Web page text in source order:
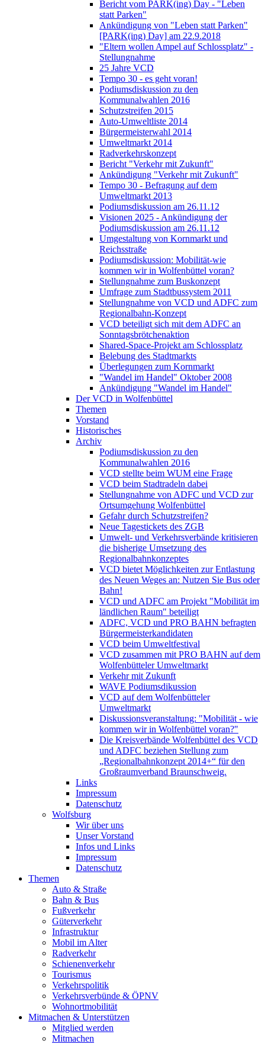
Bericht vom PARK(ing) Day - "Leben
statt Parken"
Ankündigung von "Leben statt Parken"
[PARK(ing) Day] am 22.9.2018
"Eltern wollen Ampel auf Schlossplatz" -
Stellungnahme
25 Jahre VCD
Tempo 30 - es geht voran!
Podiumsdiskussion zu den
Kommunalwahlen 2016
Schutzstreifen 2015
Auto-Umweltliste 2014
Bürgermeisterwahl 2014
Umweltmarkt 2014
Radverkehrskonzept
Bericht "Verkehr mit Zukunft"
Ankündigung "Verkehr mit Zukunft"
Tempo 30 - Befragung auf dem
Umweltmarkt 2013
Podiumsdiskussion am 26.11.12
Visionen 2025 - Ankündigung der
Podiumsdiskussion am 26.11.12
Umgestaltung von Kornmarkt und
Reichsstraße
Podiumsdiskussion: Mobilität-wie
kommen wir in Wolfenbüttel voran?
Stellungnahme zum Buskonzept
Umfrage zum Stadtbussystem 2011
Stellungnahme von VCD und ADFC zum
Regionalbahn-Konzept
VCD beteiligt sich mit dem ADFC an
Sonntagsbrötchenaktion
Shared-Space-Projekt am Schlossplatz
Belebung des Stadtmarkts
Überlegungen zum Kornmarkt
"Wandel im Handel" Oktober 2008
Ankündigung "Wandel im Handel"
Der VCD in Wolfenbüttel
Themen
Vorstand
Historisches
Archiv
Podiumsdiskussion zu den
Kommunalwahlen 2016
VCD stellte beim WUM eine Frage
VCD beim Stadtradeln dabei
Stellungnahme von ADFC und VCD zur
Ortsumgehung Wolfenbüttel
Gefahr durch Schutzstreifen?
Neue Tagestickets des ZGB
Umwelt- und Verkehrsverbände kritisieren
die bisherige Umsetzung des
Regionalbahnkonzeptes
VCD bietet Möglichkeiten zur Entlastung
des Neuen Weges an: Nutzen Sie Bus oder
Bahn!
VCD und ADFC am Projekt "Mobilität im
ländlichen Raum" beteiligt
ADFC, VCD und PRO BAHN befragten
Bürgermeisterkandidaten
VCD beim Umweltfestival
VCD zusammen mit PRO BAHN auf dem
Wolfenbütteler Umweltmarkt
Verkehr mit Zukunft
WAVE Podiumsdikussion
VCD auf dem Wolfenbütteler
Umweltmarkt
Diskussionsveranstaltung: "Mobilität - wie
kommen wir in Wolfenbüttel voran?"
Die Kreisverbände Wolfenbüttel des VCD
und ADFC beziehen Stellung zum
„Regionalbahnkonzept 2014+“ für den
Großraumverband Braunschweig.
Links
Impressum
Datenschutz
Wolfsburg
Wir über uns
Unser Vorstand
Infos und Links
Impressum
Datenschutz
Themen
Auto & Straße
Bahn & Bus
Fußverkehr
Güterverkehr
Infrastruktur
Mobil im Alter
Radverkehr
Schienenverkehr
Tourismus
Verkehrspolitik
Verkehrsverbünde & ÖPNV
Wohnortmobilität
Mitmachen & Unterstützen
Mitglied werden
Mitmachen